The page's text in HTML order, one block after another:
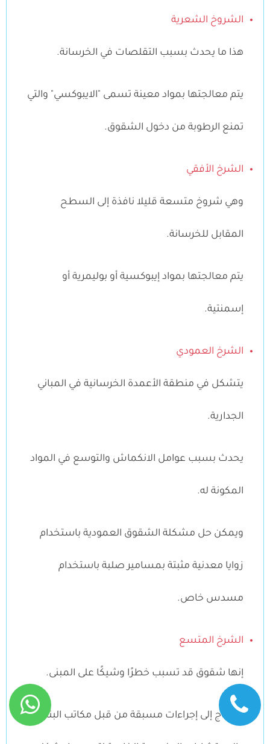
الشروخ الشعرية
هذا ما يحدث بسبب التقلصات في الخرسانة.
يتم معالجتها بمواد معينة تسمى "الايبوكسي" والتي
تمنع الرطوبة من دخول الشقوق.
الشرخ الأفقي
وهي شروخ متسعة قليلا نافذة إلى السطح
المقابل للخرسانة.
يتم معالجتها بمواد إيبوكسية أو بوليمرية أو
إسمنتية.
الشرخ العمودي
يتشكل في منطقة الأعمدة الخرسانية في المباني
الجدارية.
يحدث بسبب عوامل الانكماش والتوسع في المواد
المكونة له.
ويمكن حل مشكلة الشقوق العمودية باستخدام
زوايا معدنية مثبتة بمسامير صلبة باستخدام
مسدس خاص.
الشرخ المتسع
إنها شقوق قد تسبب خطرًا وشيكًا على المبنى.
وتحتاج إلى إجراءات مسبقة من قبل مكاتب البناء